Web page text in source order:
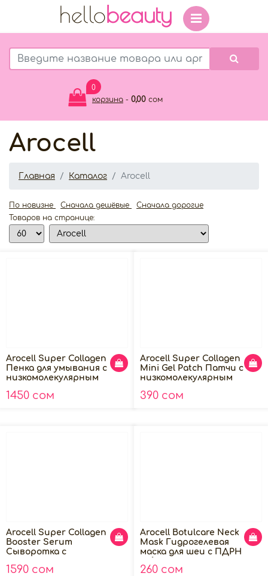
hellobeauty
0
корзина - 0,00 сом
Arocell
Главная Каталог Arocell
По новизне Сначала дешёвые
Сначала дорогие
Товаров на странице:
Arocell Super Collagen
Пенка для умывания с
низкомолекулярным
1450 сом
Arocell Super Collagen
Mini Gel Patch Патчи с
низкомолекулярным
390 сом
Arocell Super Collagen
Booster Serum
Сыворотка с
коллагеном, 70мл
1590 сом
Arocell Botulcare Neck
Mask Гидрогелевая
маска для шеи с ПДРН
полипептидом 1шт
260 сом